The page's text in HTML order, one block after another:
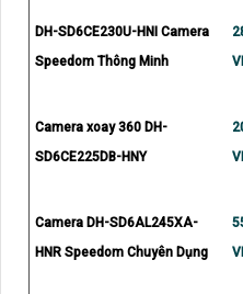
DH-SD6CE230U-HNI Camera
Speedom Thông Minh
Camera xoay 360 DH-
SD6CE225DB-HNY
Camera DH-SD6AL245XA-
HNR Speedom Chuyên Dụng